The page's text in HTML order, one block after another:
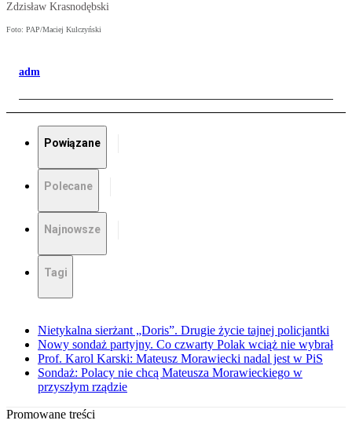
Zdzisław Krasnodębski
Foto: PAP/Maciej Kulczyński
adm
Powiązane
Polecane
Najnowsze
Tagi
Nietykalna sierżant „Doris”. Drugie życie tajnej policjantki
Nowy sondaż partyjny. Co czwarty Polak wciąż nie wybrał
Prof. Karol Karski: Mateusz Morawiecki nadal jest w PiS
Sondaż: Polacy nie chcą Mateusza Morawieckiego w
przyszłym rządzie
Promowane treści